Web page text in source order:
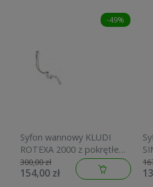
-49%
Syfon wannowy KLUDI
ROTEXA 2000 z pokrętłem,
chrom 2130005N
300,00 zł
154,00 zł